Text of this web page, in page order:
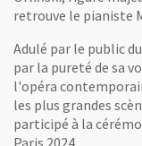
retrouve le pianiste
Adulé par le public
par la pureté de sa
l'opéra
les plus grandes
participé à la
Paris 2024.